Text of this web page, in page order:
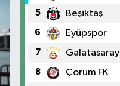
5 Beşiktaş
6 Eyüpspor
7 Galatasaray
8 Çorum FK